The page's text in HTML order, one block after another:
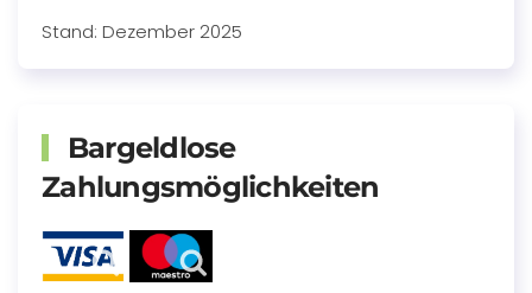
Stand: Dezember 2025
Bargeldlose
Zahlungsmöglichkeiten